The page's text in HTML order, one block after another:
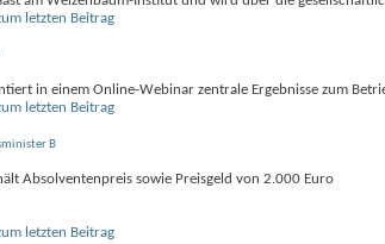
in einem Online-Webinar zentrale Ergebnisse zum
B
Absolventenpreis sowie Preisgeld von 2.000 Euro